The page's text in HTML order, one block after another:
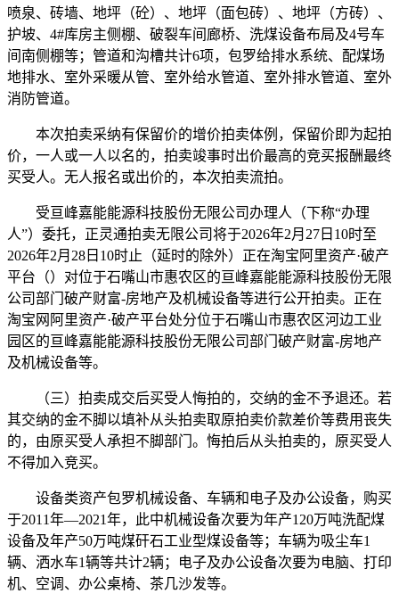
喷泉、砖墙、地坪（砼）、地坪（面包砖）、地坪（方砖）、
护坡、4#库房主侧棚、破裂车间廊桥、洗煤设备布局及4号车
间南侧棚等；管道和沟槽共计6项，包罗给排水系统、配煤场
地排水、室外采暖从管、室外给水管道、室外排水管道、室外
消防管道。
本次拍卖采纳有保留价的增价拍卖体例，保留价即为起拍
价，一人或一人以名的，拍卖竣事时出价最高的竞买报酬最终
买受人。无人报名或出价的，本次拍卖流拍。
受亘峰嘉能能源科技股份无限公司办理人（下称“办理
人”）委托，正灵通拍卖无限公司将于2026年2月27日10时至
2026年2月28日10时止（延时的除外）正在淘宝阿里资产·破产
平台（）对位于石嘴山市惠农区的亘峰嘉能能源科技股份无限
公司部门破产财富-房地产及机械设备等进行公开拍卖。正在
淘宝网阿里资产·破产平台处分位于石嘴山市惠农区河边工业
园区的亘峰嘉能能源科技股份无限公司部门破产财富-房地产
及机械设备等。
（三）拍卖成交后买受人悔拍的，交纳的金不予退还。若
其交纳的金不脚以填补从头拍卖取原拍卖价款差价等费用丧失
的，由原买受人承担不脚部门。悔拍后从头拍卖的，原买受人
不得加入竞买。
设备类资产包罗机械设备、车辆和电子及办公设备，购买
于2011年—2021年，此中机械设备次要为年产120万吨洗配煤
设备及年产50万吨煤矸石工业型煤设备等；车辆为吸尘车1
辆、洒水车1辆等共计2辆；电子及办公设备次要为电脑、打印
机、空调、办公桌椅、茶几沙发等。